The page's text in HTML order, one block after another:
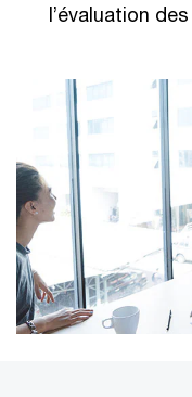
l’évaluation